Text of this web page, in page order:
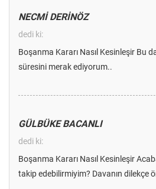
NECMİ DERİNÖZ
dedi ki:
Boşanma Kararı Nasıl Kesinleşir Bu
süresini merak ediyorum..
GÜLBÜKE BACANLI
dedi ki:
Boşanma Kararı Nasıl Kesinleşir
takip edebilirmiyim? Davanın dilekçe